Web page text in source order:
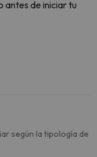
antes de iniciar tu
según la tipología de